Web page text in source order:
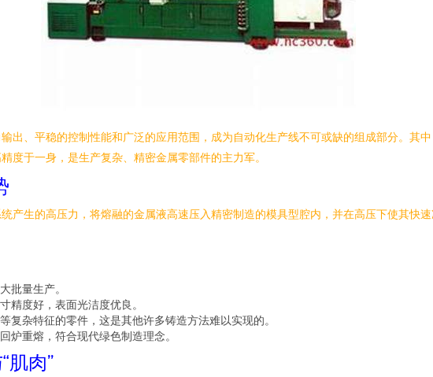
出、平稳的控制性能和广泛的应用范围，成为自动化生产线不可或缺的组成部分。其
度于一身，是生产复杂、精密金属零部件的主力军。
产生的高压力，将熔融的金属液高速压入精密制造的模具型腔内，并在高压下使其快
批量生产。
精度好，表面光洁度优良。
复杂特征的零件，这是其他许多铸造方法难以实现的。
炉重熔，符合现代绿色制造理念。
肌肉”